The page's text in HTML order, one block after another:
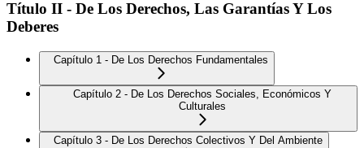
Título II - De Los Derechos, Las Garantías Y Los
Deberes
Capítulo 1 - De Los Derechos Fundamentales
Capítulo 2 - De Los Derechos Sociales, Económicos Y
Culturales
Capítulo 3 - De Los Derechos Colectivos Y Del Ambiente